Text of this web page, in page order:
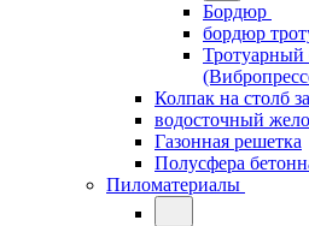
Бордюр
бордюр
Колпак на столб
водосточный
Газонная решетка
Полусфера
Пиломатериалы